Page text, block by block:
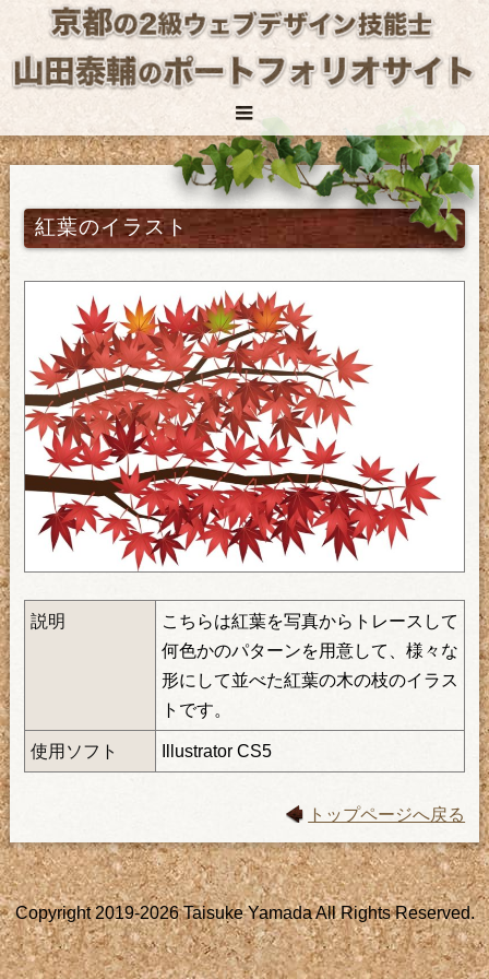
紅葉のイラスト
説明
こちらは紅葉を写真からトレースして
何色かのパターンを用意して、様々な
形にして並べた紅葉の木の枝のイラス
トです。
使用ソフト Illustrator CS5
トップページへ戻る
Copyright 2019-2026 Taisuke Yamada All Rights Reserved.